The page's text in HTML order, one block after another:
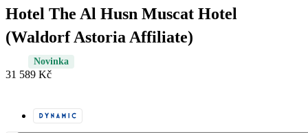
Hotel The Al Husn Muscat Hotel
(Waldorf Astoria Affiliate)
Novinka
31 589 Kč